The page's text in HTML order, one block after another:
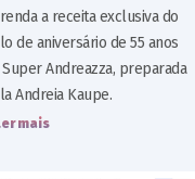
a receita exclusiva do
de aniversário de 55 anos
Andreazza, preparada
Andreia Kaupe.
mais